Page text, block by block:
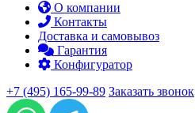
О компании
Контакты
Доставка и самовывоз
Гарантия
Конфигуратор
+7 (495) 165-99-89 Заказать звонок